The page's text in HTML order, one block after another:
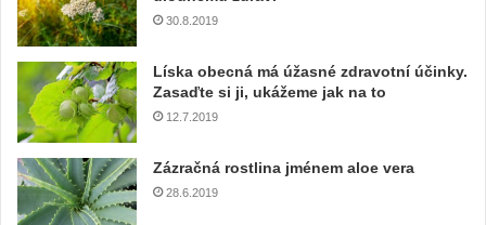
30.8.2019
Líska obecná má úžasné zdravotní účinky.
Zasaďte si ji, ukážeme jak na to
12.7.2019
Zázračná rostlina jménem aloe vera
28.6.2019